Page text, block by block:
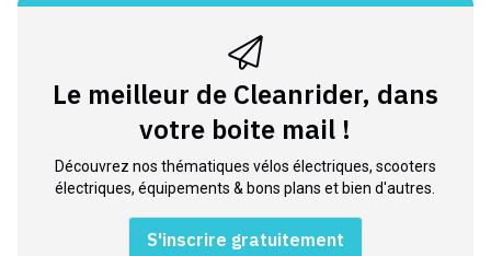
Le meilleur de Cleanrider, dans
votre boite mail !
Découvrez nos thématiques vélos électriques, scooters
électriques, équipements & bons plans et bien d'autres.
S'inscrire gratuitement